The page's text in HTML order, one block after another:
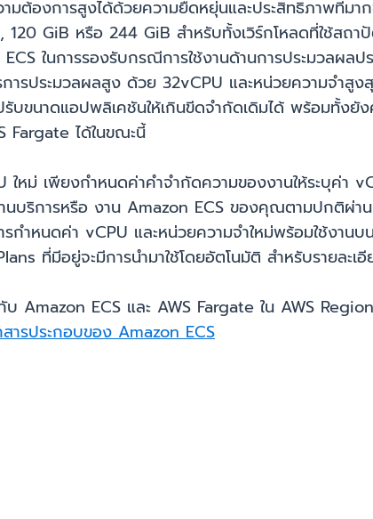
มต้องการสูงได้ด้วยความยืดหยุ่นและประสิทธิภาพที่ม
GiB หรือ 244 GiB สำหรับทั้งเวิร์กโหลดที่ใช้สถ
ในการรองรับกรณีการใช้งานด้านการประมวลผ
ารประมวลผลสูง ด้วย 32vCPU และหน่วยความจำสู
บขนาดแอปพลิเคชันให้เกินขีดจำกัดเดิมได้ พร้อมทั้ง
Fargate ได้ในขณะนี้
ใหม่ เพียงกำหนดค่าคำจำกัดความของงานให้ระบุค่า
บริการหรือ งาน Amazon ECS ของคุณตามปกติผ่า
กำหนดค่า vCPU และหน่วยความจำใหม่พร้อมใช้งา
ที่มีอยู่จะมีการนำมาใช้โดยอัตโนมัติ สำหรับรายละเ
Amazon ECS และ AWS Fargate ใน AWS
สารประกอบของ Amazon ECS